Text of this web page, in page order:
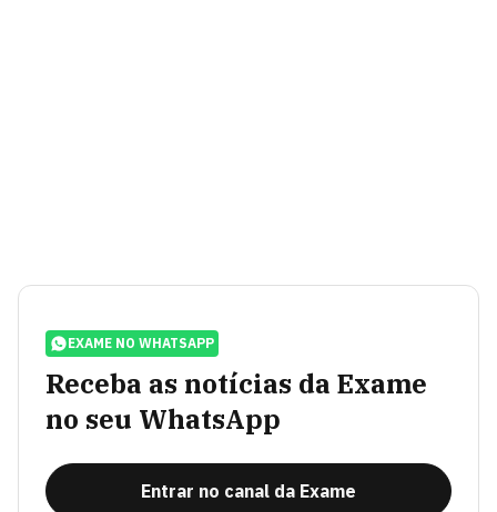
EXAME NO WHATSAPP
Receba as notícias da Exame
no seu WhatsApp
Entrar no canal da Exame